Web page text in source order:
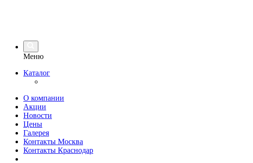
Меню
Каталог
О компании
Акции
Новости
Цены
Галерея
Контакты Москва
Контакты Краснодар